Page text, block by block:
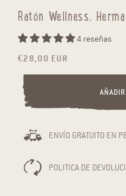
Ratón Wellness,
4 reseñas
Precio regular
€28,00 EUR
ENVÍO GRATUITO EN
POLITICA DE